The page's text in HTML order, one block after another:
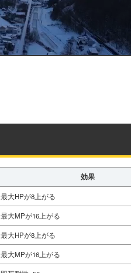
効果
最大HPが8上がる
最大MPが16上がる
最大HPが8上がる
最大MPが16上がる